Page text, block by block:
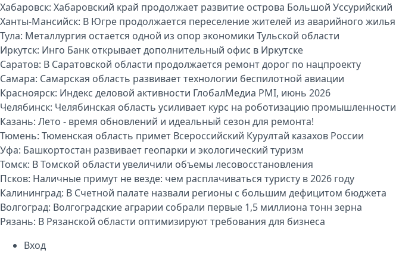
Хабаровск: Хабаровский край продолжает развитие острова Большой Уссурийский
Ханты-Мансийск: В Югре продолжается переселение жителей из аварийного жилья
Тула: Металлургия остается одной из опор экономики Тульской области
Иркутск: Инго Банк открывает дополнительный офис в Иркутске
Саратов: В Саратовской области продолжается ремонт дорог по нацпроекту
Самара: Самарская область развивает технологии беспилотной авиации
Красноярск: Индекс деловой активности ГлобалМедиа PMI, июнь 2026
Челябинск: Челябинская область усиливает курс на роботизацию промышленности
Казань: Лето - время обновлений и идеальный сезон для ремонта!
Тюмень: Тюменская область примет Всероссийский Курултай казахов России
Уфа: Башкортостан развивает геопарки и экологический туризм
Томск: В Томской области увеличили объемы лесовосстановления
Псков: Наличные примут не везде: чем расплачиваться туристу в 2026 году
Калининград: В Счетной палате назвали регионы с большим дефицитом бюджета
Волгоград: Волгоградские аграрии собрали первые 1,5 миллиона тонн зерна
Рязань: В Рязанской области оптимизируют требования для бизнеса
Вход